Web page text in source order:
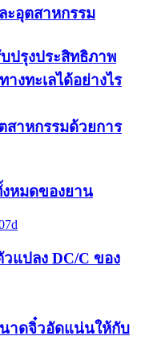
ะอุตสาหกรรม
ปรุงประสิทธิภาพ
งทะเลได้อย่างไร
สาหกรรมด้วยการ
งหมดของยาน
แปลง DC/C ของ
าดจิ๋วอัดแน่นให้กับ